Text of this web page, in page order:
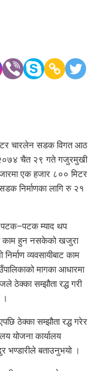
चारलेन सडक विगत आठ
चैत २९ गते गजुरमुखी
एक हजार ८०० मिटर
निर्माणका लागि रु २१
पटक–पटक म्याद थप
काम हुन नसकेको खजुरा
व्यवसायीबाट काम
मागका आधारमा
ठेक्का सम्झौता रद्ध गरी
ठेक्का सम्झौता रद्ध गरेर
योजना कार्यालय
भण्डारीले बताउनुभयो ।